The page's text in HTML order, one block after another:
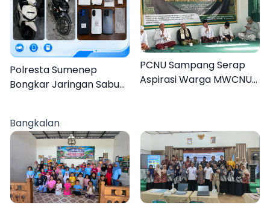
Polresta Sumenep
Bongkar Jaringan Sabu
PCNU Sampang Serap
Aspirasi Warga MWCNU
Bangkalan